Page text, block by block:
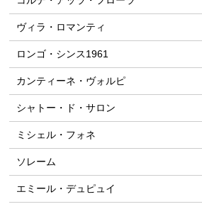
ヴィラ・ロマンティ
ロンゴ・シンス1961
カンティーネ・ヴォルピ
シャトー・ド・サロン
ミシェル・フォネ
ソレーム
エミール・デュピュイ